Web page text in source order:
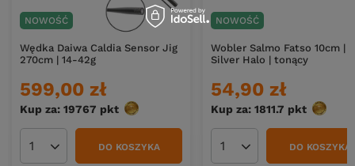
NOWOŚĆ
Wędka Daiwa Caldia Sensor Jig
270cm | 14-42g
599,00 zł
Kup za: 19767 pkt punktów
Ilość produktówDO KOSZYKA
NOWOŚĆ
Wobler Salmo Fatso 10cm |
Silver Halo | tonący
54,90 zł
Kup za: 1811.7 pkt
Ilość produktówDO KOSZYKA